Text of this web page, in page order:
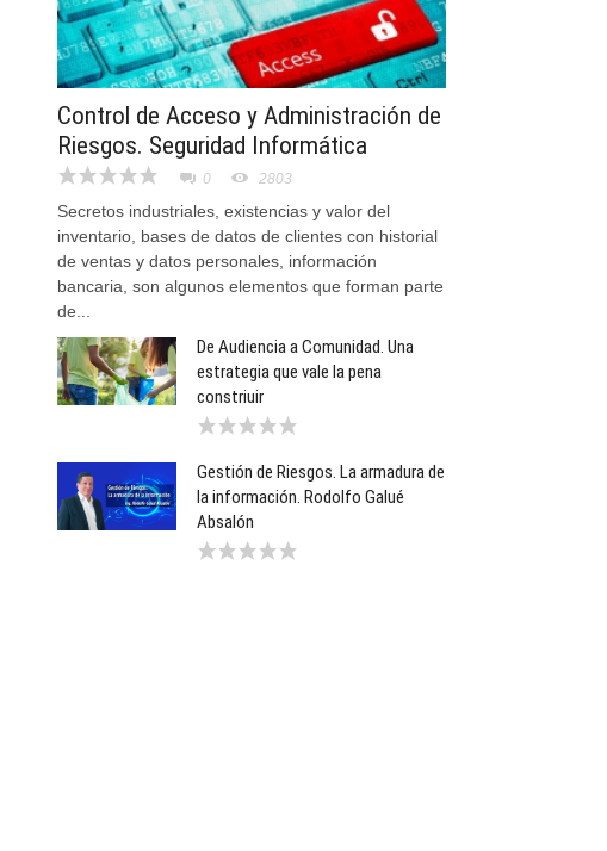
Control de Acceso y Administración de
Riesgos. Seguridad Informática
0 2803
Secretos industriales, existencias y valor del
inventario, bases de datos de clientes con historial
de ventas y datos personales, información
bancaria, son algunos elementos que forman parte
de...
De Audiencia a Comunidad. Una
estrategia que vale la pena
constriuir
Gestión de Riesgos. La armadura de
la información. Rodolfo Galué
Absalón